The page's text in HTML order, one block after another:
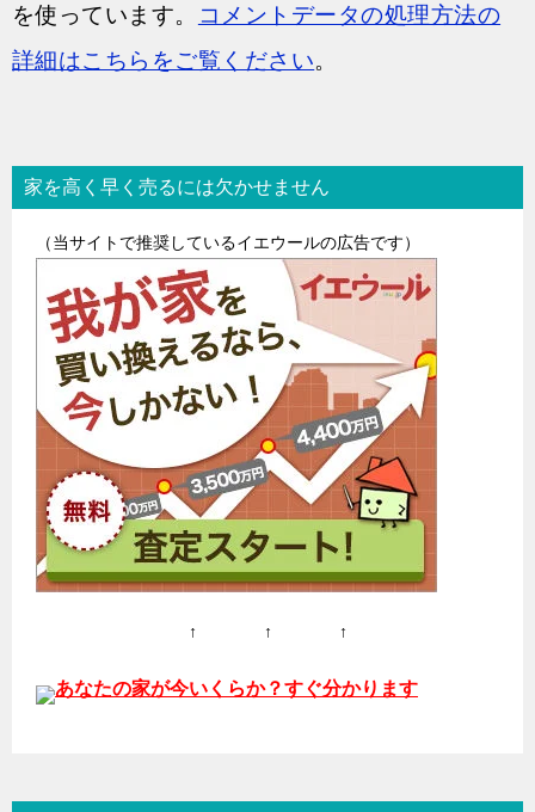
を使っています。
コメントデータの処理方法の
詳細はこちらをご覧ください。
家を高く早く売るには欠かせません
（当サイトで推奨しているイエウールの広告です）
↑ ↑ ↑
あなたの家が今いくらか？すぐ分かります